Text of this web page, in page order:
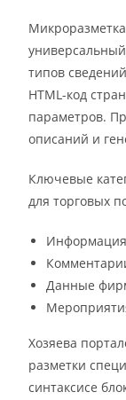
типов
HTML-код
параметров.
описаний и
Ключевые
для торговых
Информация
Данные
Хозяева
разметки
синтаксисе